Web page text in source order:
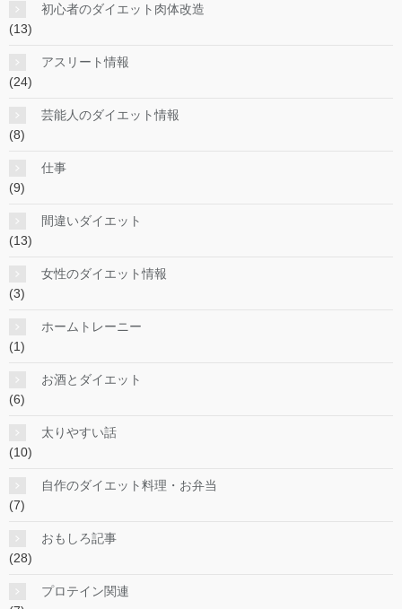
初心者のダイエット肉体改造
(13)
アスリート情報
(24)
芸能人のダイエット情報
(8)
仕事
(9)
間違いダイエット
(13)
女性のダイエット情報
(3)
ホームトレーニー
(1)
お酒とダイエット
(6)
太りやすい話
(10)
自作のダイエット料理・お弁当
(7)
おもしろ記事
(28)
プロテイン関連